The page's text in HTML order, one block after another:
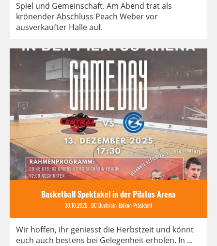
Spiel und Gemeinschaft. Am Abend trat als
krönender Abschluss Peach Weber vor
ausverkaufter Halle auf.
Basketball Spektakel in der Pilatus Arena
30.10.2025, BC Buchrain-Ebikon Präsident
Wir hoffen, ihr geniesst die Herbstzeit und könnt
euch auch bestens bei Gelegenheit erholen. In ...